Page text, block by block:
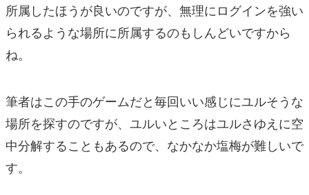
所属したほうが良いのですが、無理にログインを強い
られるような場所に所属するのもしんどいですから
ね。
筆者はこの手のゲームだと毎回いい感じにユルそうな
場所を探すのですが、ユルいところはユルさゆえに空
中分解することもあるので、なかなか塩梅が難しいで
す。